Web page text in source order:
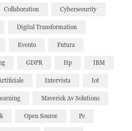
Collaboration Cybersecurity
Digital Transformation
Evento Futura
GDPR Hp IBM
Intervista Iot
Maverick Av Solutions
Open Source Pc